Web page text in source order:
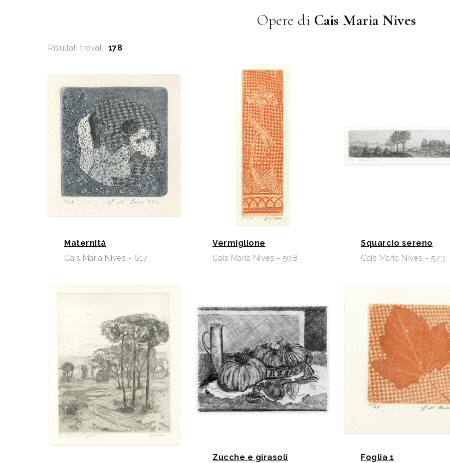
Opere di Cais Maria Nives
Risultati trovati: 178
Maternità
Cais Maria Nives - 617
Vermiglione
Cais Maria Nives - 598
Squarcio sereno
Cais Maria Nives - 573
Zucche e girasoli
Foglia 1